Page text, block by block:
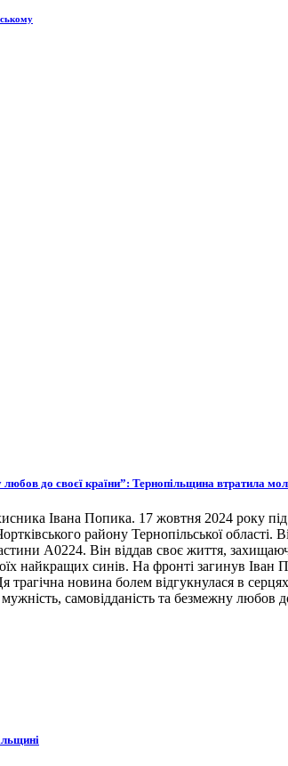
до своєї країни”: Тернопільщина втратила
Івана Попика. 17 жовтня 2024 року
району Тернопільської
А0224. Він віддав своє життя,
найкращих синів. На фронті загинув
трагічна новина болем відгукнулася в
самовідданість та безмежну